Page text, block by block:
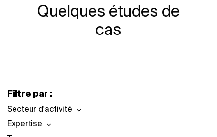
Quelques études de
cas
Filtre par :
Secteur d'activité
Expertise